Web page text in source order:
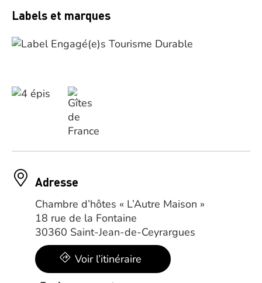
Labels et marques
Adresse
Chambre d’hôtes « L’Autre Maison »
18 rue de la Fontaine
30360 Saint-Jean-de-Ceyrargues
Voir l’itinéraire